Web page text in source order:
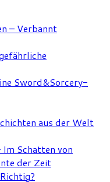
– Verbannt
Sword&Sorcery-
aus der Welt
Schatten von
der Zeit